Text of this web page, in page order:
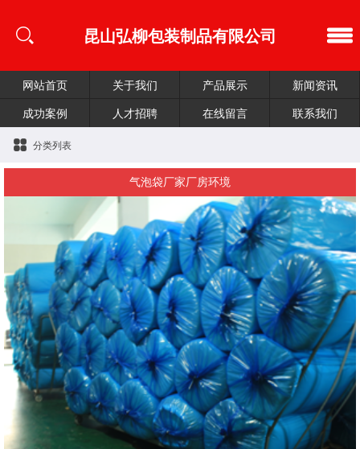
昆山弘柳包装制品有限公司
网站首页 关于我们 产品展示
新闻资讯
成功案例
人才招聘 在线留言 联系我们
分类列表
气泡袋厂家厂房环境